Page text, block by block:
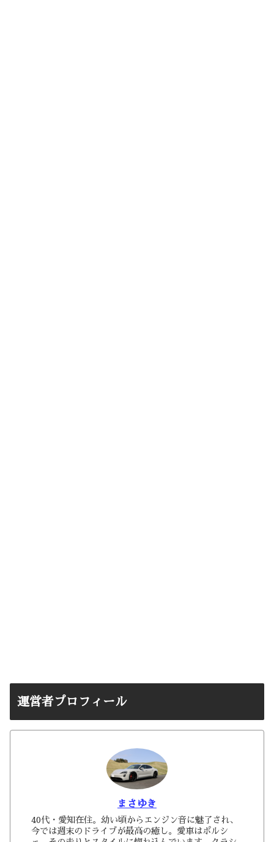
運営者プロフィール
まさゆき
40代・愛知在住。幼い頃からエンジン音に魅了され、
今では週末のドライブが最高の癒し。愛車はポルシ